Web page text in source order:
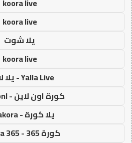
koora live
يلا شوت
koora live
Yalla Live - يلا لايف
كورة اون لاين - koora onl
يلا كورة - yallakora
كورة 365 - kooora 365